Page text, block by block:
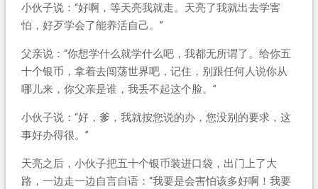
小伙子说：“好啊，等天亮我就走。天亮了我就出去学害
怕，好歹学会了能养活自己。”
父亲说：“你想学什么就学什么吧，我都无所谓了。给你五
十个银币，拿着去闯荡世界吧，记住，别跟任何人说你从
哪儿来，你父亲是谁，我丢不起这个脸。”
小伙子说：“好，爹，我就按您说的办，您没别的要求，这
事好办得很。”
天亮之后，小伙子把五十个银币装进口袋，出门上了大
路，一边走一边自言自语：“我要是会害怕该多好啊！我要